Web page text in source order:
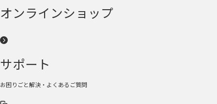
オンラインショップ
サポート
お困りごと解決・よくあるご質問